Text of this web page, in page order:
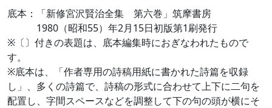
底本：「新修宮沢賢治全集 第六巻」筑摩書房
1980（昭和55）年2月15日初版第1刷発行
※〔〕付きの表題は、底本編集時におぎなわれたもので
す。
※底本は、「作者専用の詩稿用紙に書かれた詩篇を収録
し」、多くの詩篇で、詩稿の形式に合わせて上下に二句を
配置し、字間スペースなどを調整して下の句の頭が横にそ